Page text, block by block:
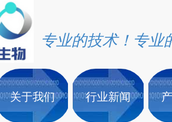
专业的技术！专业
关于我们 行业新闻